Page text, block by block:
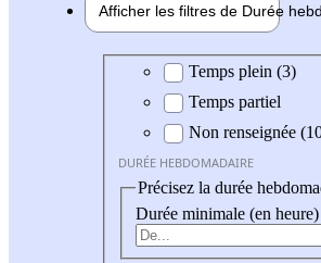
Afficher les filtres de Durée
Durée hebdomadaire
Temps plein (3)
Temps partiel
Non renseignée
DURÉE HEBDOMADAIRE
Précisez la durée
Durée minimale (en heure)